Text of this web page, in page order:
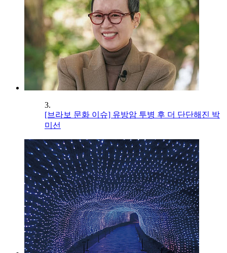
3.
[브라보 문화 이슈] 유방암 투병 후 더 단단해진 박
미선